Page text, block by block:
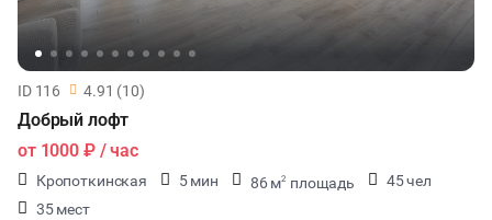
ID 116 4.91 (10)
Добрый лофт
от 1000 ₽/ час
Кропоткинская 5 мин 86 м2 площадь
45 чел
35 мест